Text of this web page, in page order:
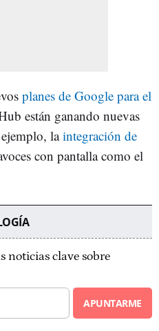
planes de Google para el
están ganando nuevas
laintegración de
con pantalla como el
noticias clave sobre
APUNTARME